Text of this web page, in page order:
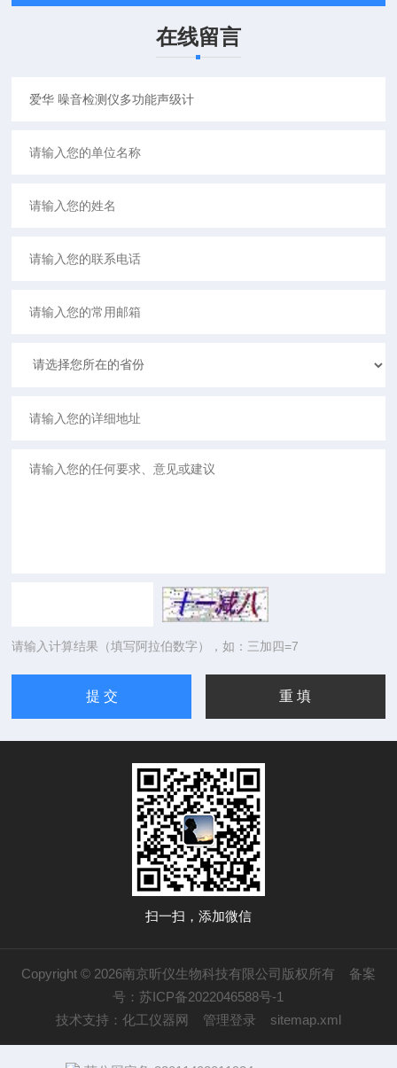
在线留言
请输入计算结果（填写阿拉伯数字），如：三加四=7
扫一扫，添加微信
Copyright © 2026南京昕仪生物科技有限公司版权所有 备案
号：苏ICP备2022046588号-1
技术支持： 化工仪器网 管理登录 sitemap.xml